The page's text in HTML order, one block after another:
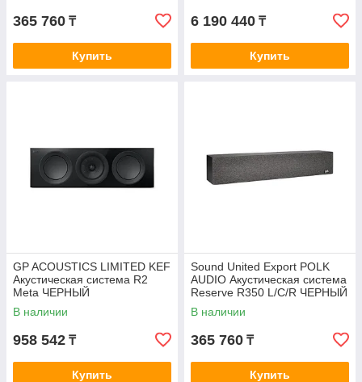
365 760 ₸
Купить
6 190 440 ₸
Купить
GP ACOUSTICS LIMITED KEF
Акустическая система R2
Meta ЧЕРНЫЙ
В наличии
958 542 ₸
Купить
Sound United Export POLK
AUDIO Акустическая система
Reserve R350 L/C/R ЧЕРНЫЙ
В наличии
365 760 ₸
Купить